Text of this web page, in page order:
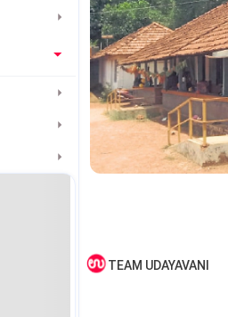
TEAM UDAYAVANI